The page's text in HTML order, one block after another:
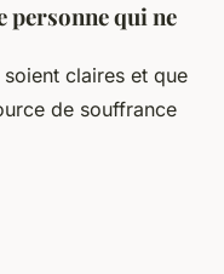
personne qui ne
claires et que
de souffrance